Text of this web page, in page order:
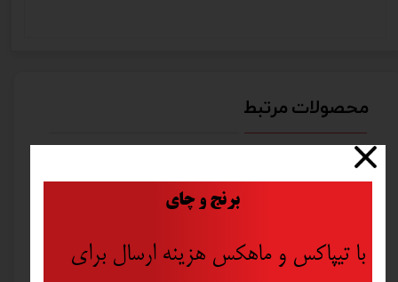
محصولات مرتبط
برنج و چای
با تیپاکس و ماهکس هزینه ارسال برای